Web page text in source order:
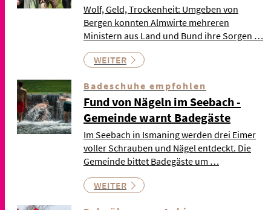
Wolf, Geld, Trockenheit: Umgeben von
Bergen konnten Almwirte mehreren
Ministern aus Land und Bund ihre Sorgen …
WEITER
Badeschuhe empfohlen
Fund von Nägeln im Seebach -
Gemeinde warnt Badegäste
Im Seebach in Ismaning werden drei Eimer
voller Schrauben und Nägel entdeckt. Die
Gemeinde bittet Badegäste um …
WEITER